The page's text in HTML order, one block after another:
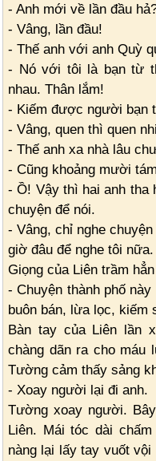
- Anh mới về lần đầu
- Vâng, lần đầu!
- Thế anh với anh Quỳ
- Nó với tôi là bạn từ
nhau. Thân lắm!
- Kiếm được người bạn
- Vâng, quen thì quen
- Thế anh xa nhà lâu
- Cũng khoảng mười
- Ồ! Vậy thì hai anh tha
chuyện để nói.
- Vâng, chỉ nghe
giờ đâu để nghe tôi nữa.
Giọng của Liên trầm
- Chuyện thành phố
buôn bán, lừa lọc,
Bàn tay của Liên lần
chàng dãn ra cho máu
Tường cảm thấy sảng
- Xoay người lại đi anh.
Tường xoay người.
Liên. Mái tóc dài
nàng lại lấy tay vuốt